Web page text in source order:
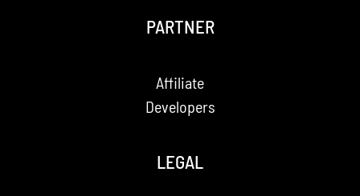
PARTNER
Affiliate
Developers
LEGAL